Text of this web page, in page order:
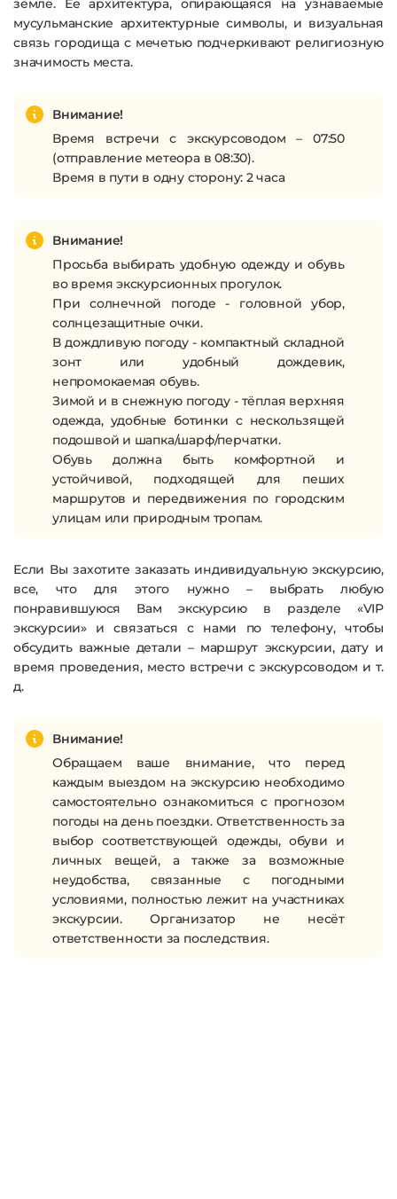
земле. Ее архитектура, опирающаяся на узнаваемые
мусульманские архитектурные символы, и визуальная
связь городища с мечетью подчеркивают религиозную
значимость места.
Внимание!
Время встречи с экскурсоводом – 07:50
(отправление метеора в 08:30).
Время в пути в одну сторону: 2 часа
Внимание!
Просьба выбирать удобную одежду и обувь
во время экскурсионных прогулок.
При солнечной погоде - головной убор,
солнцезащитные очки.
В дождливую погоду - компактный складной
зонт или удобный дождевик,
непромокаемая обувь.
Зимой и в снежную погоду - тёплая верхняя
одежда, удобные ботинки с нескользящей
подошвой и шапка/шарф/перчатки.
Обувь должна быть комфортной и
устойчивой, подходящей для пеших
маршрутов и передвижения по городским
улицам или природным тропам.
Если Вы захотите заказать индивидуальную экскурсию,
все, что для этого нужно – выбрать любую
понравившуюся Вам экскурсию в разделе «VIP
экскурсии» и связаться с нами по телефону, чтобы
обсудить важные детали – маршрут экскурсии, дату и
время проведения, место встречи с экскурсоводом и т.
д.
Внимание!
Обращаем ваше внимание, что перед
каждым выездом на экскурсию необходимо
самостоятельно ознакомиться с прогнозом
погоды на день поездки. Ответственность за
выбор соответствующей одежды, обуви и
личных вещей, а также за возможные
неудобства, связанные с погодными
условиями, полностью лежит на участниках
экскурсии. Организатор не несёт
ответственности за последствия.